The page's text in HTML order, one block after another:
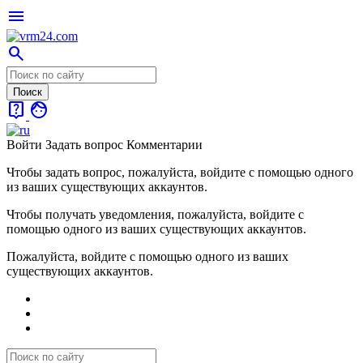
menu
search
live_help face
Войти Задать вопрос Комментарии
Чтобы задать вопрос, пожалуйста, войдите с помощью одного
из ваших существующих аккаунтов.
Чтобы получать уведомления, пожалуйста, войдите с
помощью одного из ваших существующих аккаунтов.
Пожалуйста, войдите с помощью одного из ваших
существующих аккаунтов.